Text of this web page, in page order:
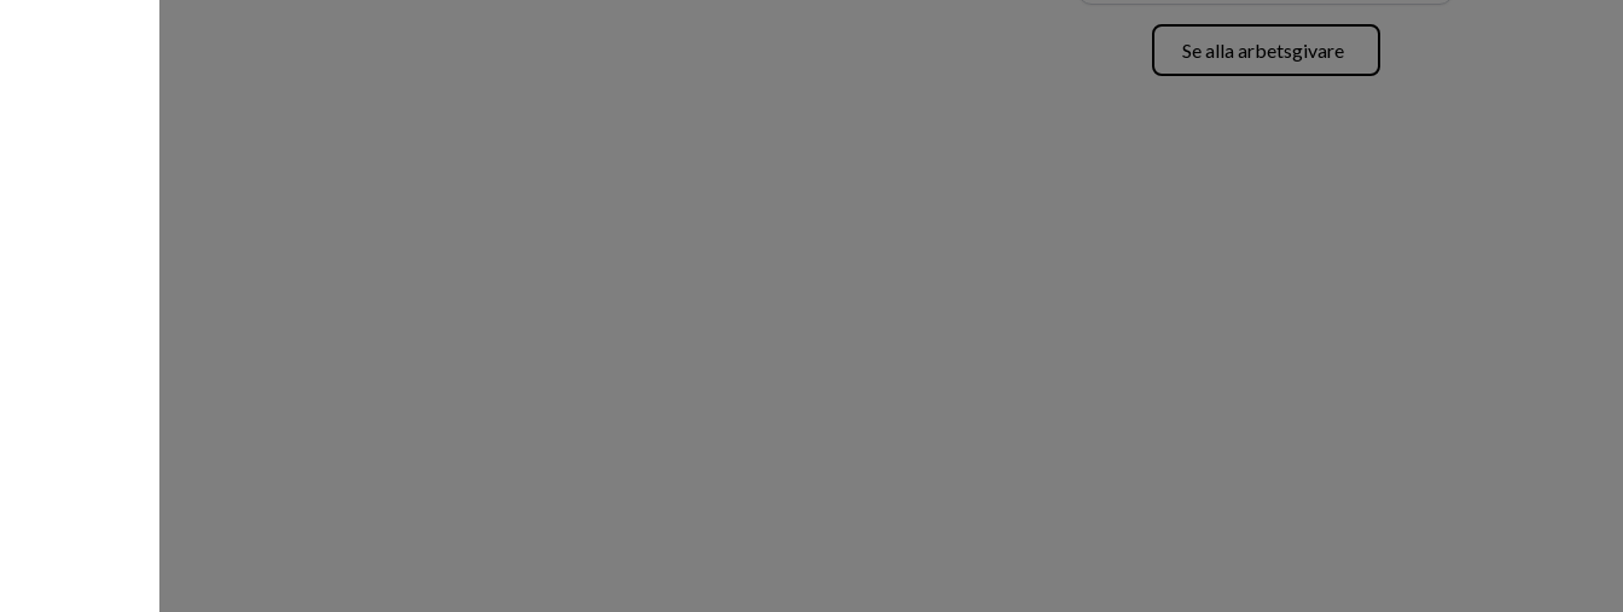
Se alla arbetsgivare